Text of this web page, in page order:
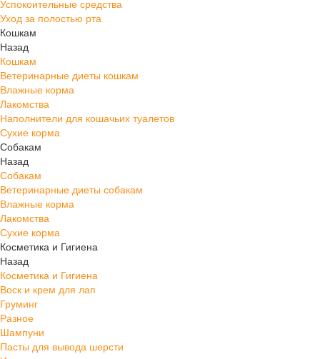
Успокоительные средства
Уход за полостью рта
Кошкам
Назад
Кошкам
Ветеринарные диеты кошкам
Влажные корма
Лакомства
Наполнители для кошачьих туалетов
Сухие корма
Собакам
Назад
Собакам
Ветеринарные диеты собакам
Влажные корма
Лакомства
Сухие корма
Косметика и Гигиена
Назад
Косметика и Гигиена
Воск и крем для лап
Груминг
Разное
Шампуни
Пасты для вывода шерсти